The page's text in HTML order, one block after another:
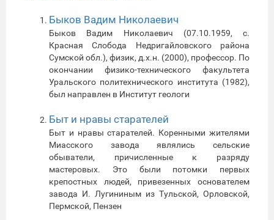
Быков Вадим Николаевич
Быков Вадим Николаевич (07.10.1959, с.
Красная Слобода Недригайловского района
Сумской обл.), физик, д.х.н. (2000), профессор. По
окончании физико-технического факультета
Уральского политехнического института (1982),
был направлен в Институт геологи
Быт и нравы старателей
Быт и нравы старателей. Коренными жителями
Миасского завода являлись сельские
обыватели, причисленные к разряду
мастеровых. Это были потомки первых
крепостных людей, привезенных основателем
завода И. Лугининым из Тульской, Орловской,
Пермской, Пензен